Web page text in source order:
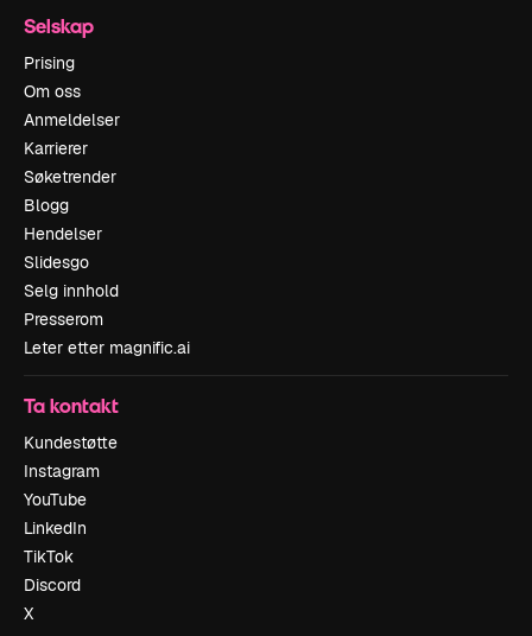
Selskap
Prising
Om oss
Anmeldelser
Karrierer
Søketrender
Blogg
Hendelser
Slidesgo
Selg innhold
Presserom
Leter etter magnific.ai
Ta kontakt
Kundestøtte
Instagram
YouTube
LinkedIn
TikTok
Discord
X